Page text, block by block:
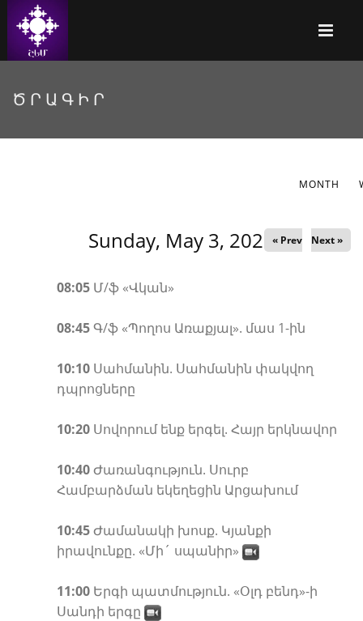
ԾՐԱԳԻՐ
MONTH
Sunday, May 3, 2026« Prev Next »
08:05 Մ/ֆ «Վկան»
08:45Գ/ֆ «Պողոս Առաքյալ». մաս 1-ին
10:10 Սահմանին. Սահմանին փակվող
դպրոցները
10:20 Սովորում ենք երգել. Հայր երկնավոր
10:40Ժառանգություն. Սուրբ
Համբարձման եկեղեցին Արցախում
10:45Ժամանակի խոսք. Կյանքի
իրավունքը. «Մի´ սպանիր»
11:00 Երգի պատմություն. «Օլդ բենդ»-ի
Սանդի երգը